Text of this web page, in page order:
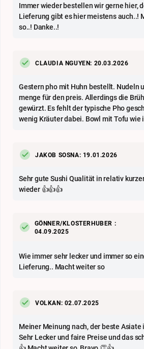
Immer wieder bestellen wir gerne hier,
Lieferung gibt es hier meistens auch..!
so..! Danke..!
CLAUDIA NGUYEN: 20.03.2026
Gestern pho mit Huhn bestellt. Nudeln
menge für den preis. Allerdings die
gewürzt. Es fehlt der typische Pho
wenig Kräuter dabei. Bowl mit Tofu wie
JAKOB SOSNA: 19.01.2026
Sehr gute Sushi Qualität in relativ
wieder 👍👍👍
GÖNNER/KLOSTERHUBER :
04.09.2025
Wie immer sehr lecker und immer so
Lieferung.. Macht weiter so
VOLKAN: 02.07.2025
Meiner Meinung nach, der beste Asiate
Sehr Lecker und faire Preise und das